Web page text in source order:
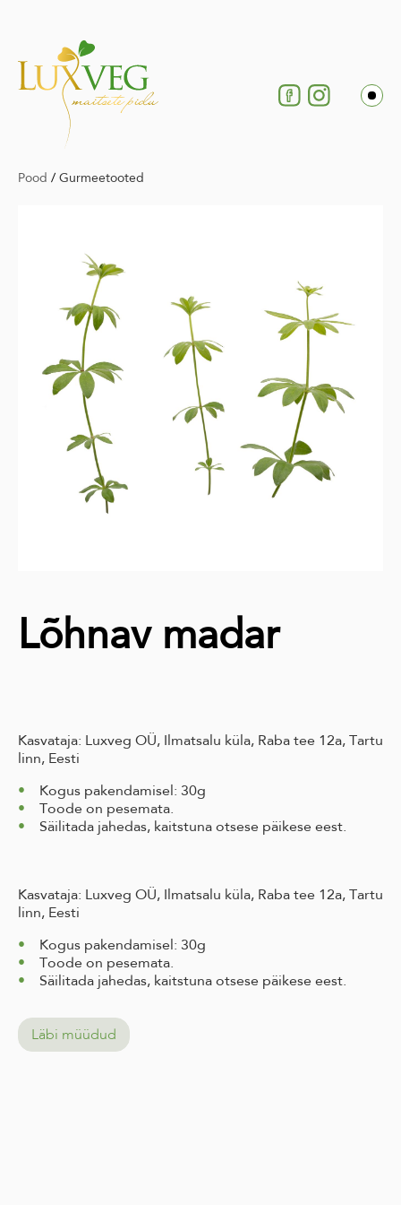
Pood / Gurmeetooted
Lõhnav madar
Kasvataja: Luxveg OÜ, Ilmatsalu küla, Raba tee 12a, Tartu
linn, Eesti
Kogus pakendamisel: 30g
Toode on pesemata.
Säilitada jahedas, kaitstuna otsese päikese eest.
Kasvataja: Luxveg OÜ, Ilmatsalu küla, Raba tee 12a, Tartu
linn, Eesti
Kogus pakendamisel: 30g
Toode on pesemata.
Säilitada jahedas, kaitstuna otsese päikese eest.
Läbi müüdud